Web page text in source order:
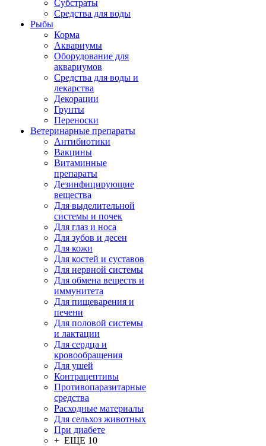
Субстраты
Средства для воды
Рыбы
Корма
Аквариумы
Оборудование для
аквариумов
Средства для воды и
лекарства
Декорации
Грунты
Переноски
Ветеринарные препараты
Антибиотики
Вакцины
Витаминные
препараты
Дезинфицирующие
вещества
Для выделительной
системы и почек
Для глаз и носа
Для зубов и десен
Для кожи
Для костей и суставов
Для нервной системы
Для обмена веществ и
иммунитета
Для пищеварения и
печени
Для половой системы
и лактации
Для сердца и
кровообращения
Для ушей
Контрацептивы
Противопаразитарные
средства
Расходные материалы
Для сельхоз животных
При диабете
+ ЕЩЕ 10